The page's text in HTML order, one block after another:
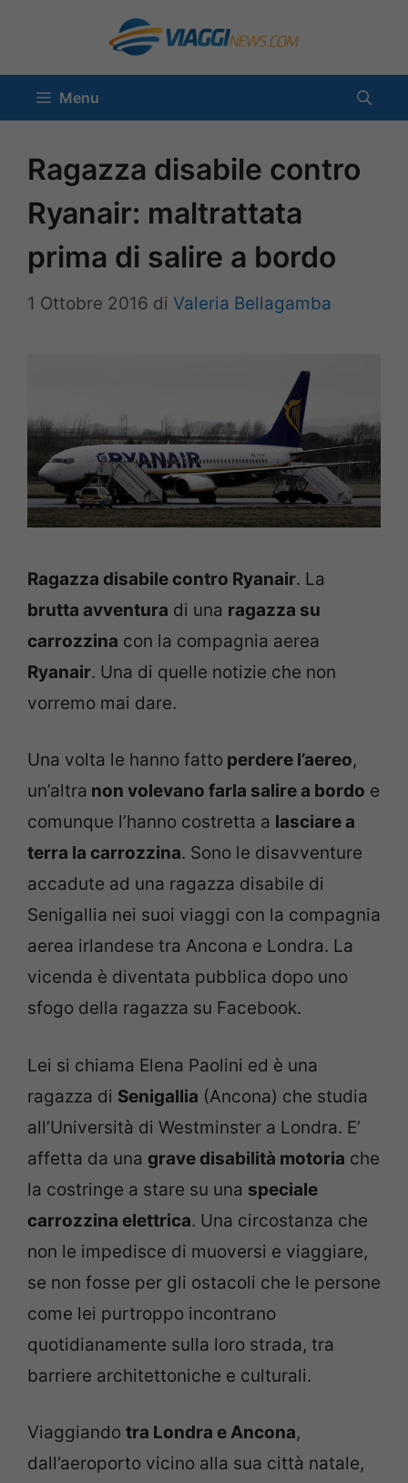
contenuto
Menu
Ragazza disabile contro
Ryanair: maltrattata
prima di salire a bordo
1 Ottobre 2016 di Valeria Bellagamba
Ragazza disabile contro Ryanair. La
brutta avventura di una ragazza su
carrozzina con la compagnia aerea
Ryanair. Una di quelle notizie che non
vorremo mai dare.
Una volta le hanno fatto perdere l’aereo,
un’altra non volevano farla salire a bordo e
comunque l’hanno costretta a lasciare a
terra la carrozzina. Sono le disavventure
accadute ad una ragazza disabile di
Senigallia nei suoi viaggi con la compagnia
aerea irlandese tra Ancona e Londra. La
vicenda è diventata pubblica dopo uno
sfogo della ragazza su Facebook.
Lei si chiama Elena Paolini ed è una
ragazza di Senigallia (Ancona) che studia
all’Università di Westminster a Londra. E’
affetta da una grave disabilità motoria che
la costringe a stare su una speciale
carrozzina elettrica. Una circostanza che
non le impedisce di muoversi e viaggiare,
se non fosse per gli ostacoli che le persone
come lei purtroppo incontrano
quotidianamente sulla loro strada, tra
barriere architettoniche e culturali.
Viaggiando tra Londra e Ancona,
dall’aeroporto vicino alla sua città natale,